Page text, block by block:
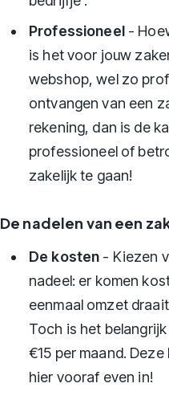
Professioneel-
is het voor jouw
webshop, wel zo
ontvangen van een
rekening, dan is de
professioneel of
zakelijk te gaan!
De nadelen van een
De kosten - Kiezen
nadeel: er komen
eenmaal omzet
Toch is het
€15 per maand.
hier vooraf even in!